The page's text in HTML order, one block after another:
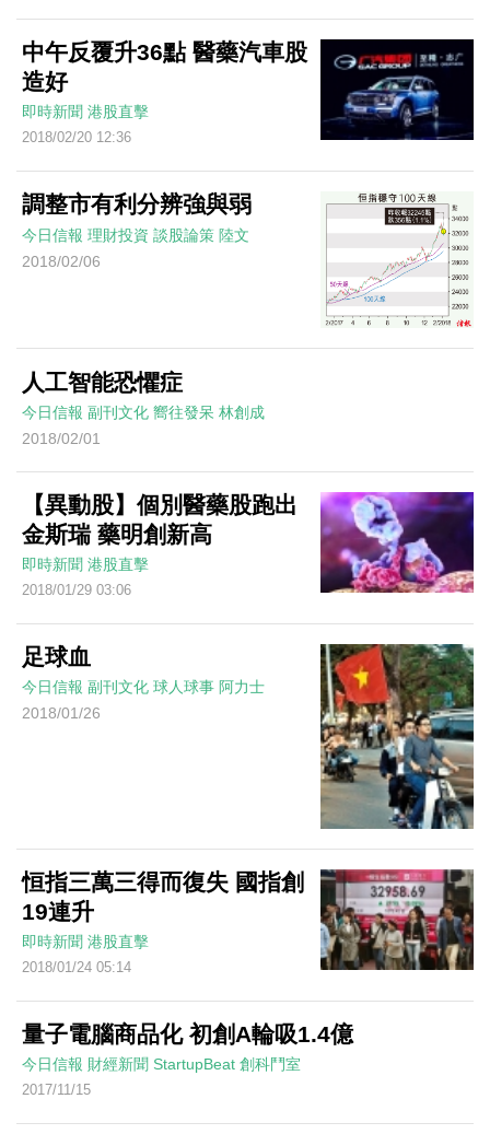
中午反覆升36點 醫藥汽車股
造好
即時新聞 港股直擊
2018/02/20 12:36
調整市有利分辨強與弱
今日信報 理財投資 談股論策 陸文
2018/02/06
人工智能恐懼症
今日信報 副刊文化 嚮往發呆 林創成
2018/02/01
【異動股】個別醫藥股跑出
金斯瑞 藥明創新高
即時新聞 港股直擊
2018/01/29 03:06
足球血
今日信報 副刊文化 球人球事 阿力士
2018/01/26
恒指三萬三得而復失 國指創
19連升
即時新聞 港股直擊
2018/01/24 05:14
量子電腦商品化 初創A輪吸1.4億
今日信報 財經新聞 StartupBeat 創科鬥室
2017/11/15